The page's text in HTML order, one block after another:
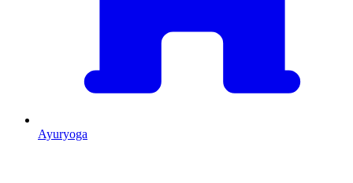
Ayuryoga